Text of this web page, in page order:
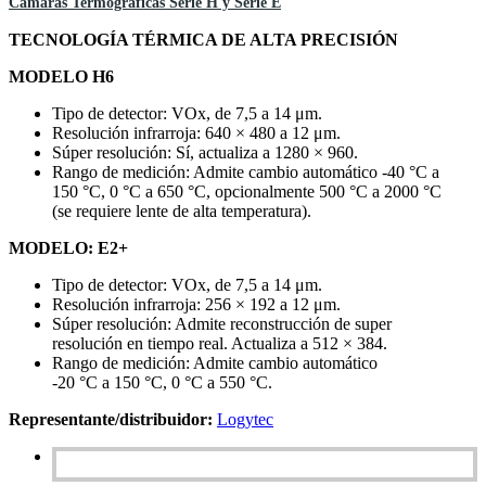
TECNOLOGÍA TÉRMICA DE ALTA PRECISIÓN
MODELO H6
Tipo de detector: VOx, de 7,5 a 14 μm.
Resolución infrarroja: 640 × 480 a 12 μm.
Súper resolución: Sí, actualiza a 1280 × 960.
Rango de medición: Admite cambio automático -40 °C a
150 °C, 0 °C a 650 °C, opcionalmente 500 °C a 2000 °C
(se requiere lente de alta temperatura).
MODELO: E2+
Tipo de detector: VOx, de 7,5 a 14 μm.
Resolución infrarroja: 256 × 192 a 12 μm.
Súper resolución: Admite reconstrucción de super
resolución en tiempo real. Actualiza a 512 × 384.
Rango de medición: Admite cambio automático
-20 °C a 150 °C, 0 °C a 550 °C.
Representante/distribuidor: Logytec